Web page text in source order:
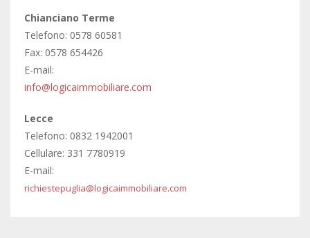
Chianciano Terme
Telefono: 0578 60581
Fax: 0578 654426
E-mail:
info@logicaimmobiliare.com
Lecce
Telefono: 0832 1942001
Cellulare: 331 7780919
E-mail:
richiestepuglia@logicaimmobiliare.com